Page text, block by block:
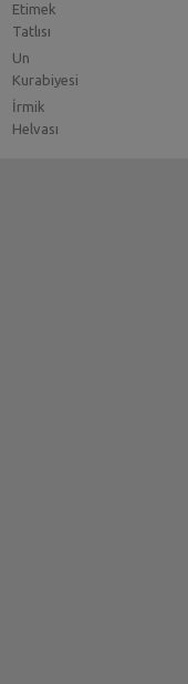
Etimek
Tatlısı
Un
Kurabiyesi
İrmik
Helvası